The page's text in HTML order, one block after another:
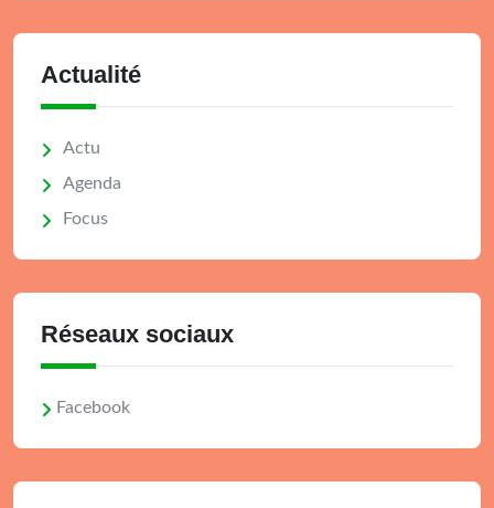
Actualité
Actu
Agenda
Focus
Réseaux sociaux
Facebook